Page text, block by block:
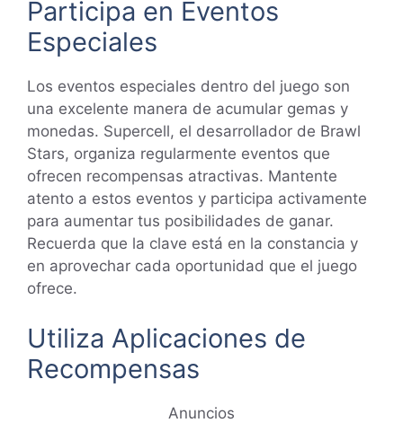
Participa en Eventos
Especiales
Los eventos especiales dentro del juego son
una excelente manera de acumular gemas y
monedas. Supercell, el desarrollador de Brawl
Stars, organiza regularmente eventos que
ofrecen recompensas atractivas. Mantente
atento a estos eventos y participa activamente
para aumentar tus posibilidades de ganar.
Recuerda que la clave está en la constancia y
en aprovechar cada oportunidad que el juego
ofrece.
Utiliza Aplicaciones de
Recompensas
Anuncios